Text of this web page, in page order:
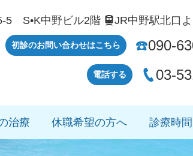
5 S•K中野ビル2階 JR中野駅北口
初診のお問い合わせはこちら ☎️090-
電話する  03-
治療 休職希望の方へ 診療時